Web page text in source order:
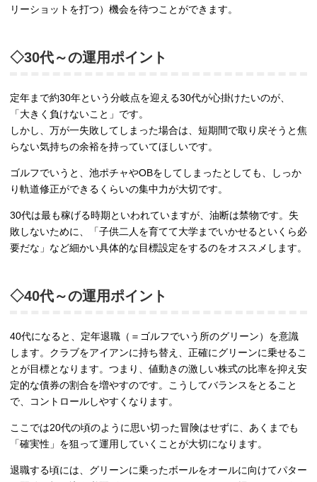
リーショットを打つ）機会を待つことができます。
◇30代～の運用ポイント
定年まで約30年という分岐点を迎える30代が心掛けたいのが、
「大きく負けないこと」です。
しかし、万が一失敗してしまった場合は、短期間で取り戻そうと焦
らない気持ちの余裕を持っていてほしいです。
ゴルフでいうと、池ポチャやOBをしてしまったとしても、しっか
り軌道修正ができるくらいの集中力が大切です。
30代は最も稼げる時期といわれていますが、油断は禁物です。失
敗しないために、「子供二人を育てて大学までいかせるといくら必
要だな」など細かい具体的な目標設定をするのをオススメします。
◇40代～の運用ポイント
40代になると、定年退職（＝ゴルフでいう所のグリーン）を意識
します。クラブをアイアンに持ち替え、正確にグリーンに乗せるこ
とが目標となります。つまり、値動きの激しい株式の比率を抑え安
定的な債券の割合を増やすのです。こうしてバランスをとること
で、コントロールしやすくなります。
ここでは20代の頃のように思い切った冒険はせずに、あくまでも
「確実性」を狙って運用していくことが大切になります。
退職する頃には、グリーンに乗ったボールをオールに向けてパター